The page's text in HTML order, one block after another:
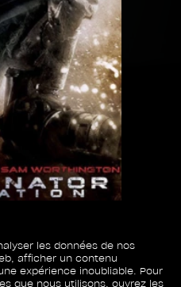
les données de nos
afficher un contenu
expérience inoubliable. Pour
que nous utilisons, ouvrez les